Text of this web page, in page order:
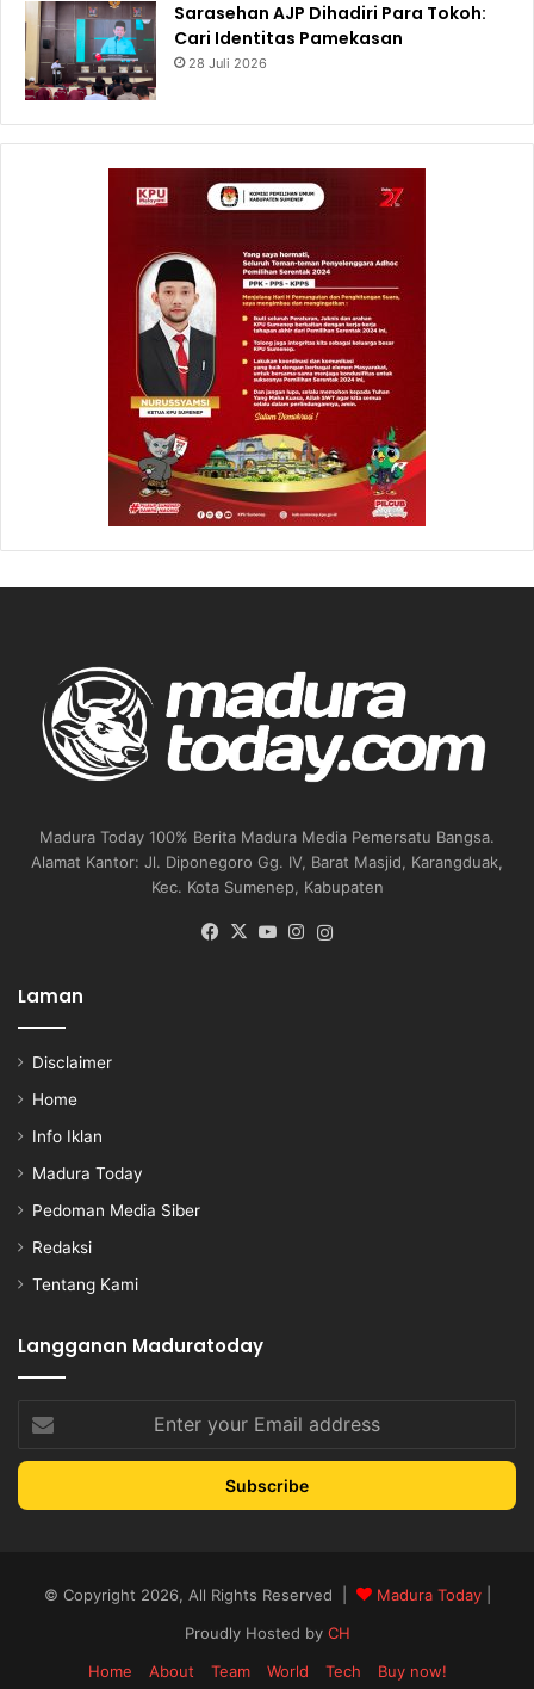
Sarasehan AJP Dihadiri Para Tokoh:
Cari Identitas Pamekasan
28 Juli 2026
Madura Today 100% Berita Madura Media Pemersatu Bangsa.
Alamat Kantor: Jl. Diponegoro Gg. IV, Barat Masjid, Karangduak,
Kec. Kota Sumenep, Kabupaten
Facebook
X YouTubeInstagram
Laman
Disclaimer
Home
Info Iklan
Madura Today
Pedoman Media Siber
Redaksi
Tentang Kami
Langganan Maduratoday
your
Email
© Copyright 2026, All Rights Reserved | Madura Today
Proudly Hosted by CH
Home
About Team World Tech Buy now!